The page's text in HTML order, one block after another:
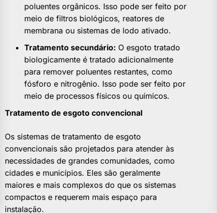
poluentes orgânicos. Isso pode ser feito por
meio de filtros biológicos, reatores de
membrana ou sistemas de lodo ativado.
Tratamento secundário: O esgoto tratado
biologicamente é tratado adicionalmente
para remover poluentes restantes, como
fósforo e nitrogênio. Isso pode ser feito por
meio de processos físicos ou químicos.
Tratamento de esgoto convencional
Os sistemas de tratamento de esgoto
convencionais são projetados para atender às
necessidades de grandes comunidades, como
cidades e municípios. Eles são geralmente
maiores e mais complexos do que os sistemas
compactos e requerem mais espaço para
instalação.